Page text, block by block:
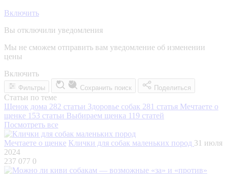
Включить
Вы отключили уведомления
Мы не сможем отправить вам уведомление об изменении
цены
Включить
Фильтры Сохранить поиск Поделиться
Статьи по теме
Щенок дома 282 статьи Здоровье собак 281 статья Мечтаете о
щенке 153 статьи Выбираем щенка 119 статей
Посмотреть все
Мечтаете о щенке Клички для собак маленьких пород 31 июля
2024
237 077 0